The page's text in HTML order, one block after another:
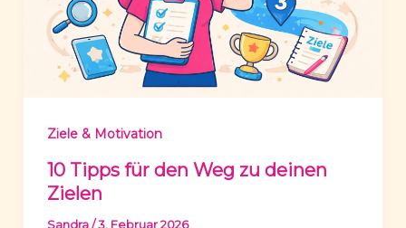
Ziele & Motivation
10 Tipps für den Weg zu deinen
Zielen
Sandra/3. Februar 2026